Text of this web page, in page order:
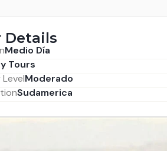
Details
Medio Día
Tours
Moderado
Sudamerica